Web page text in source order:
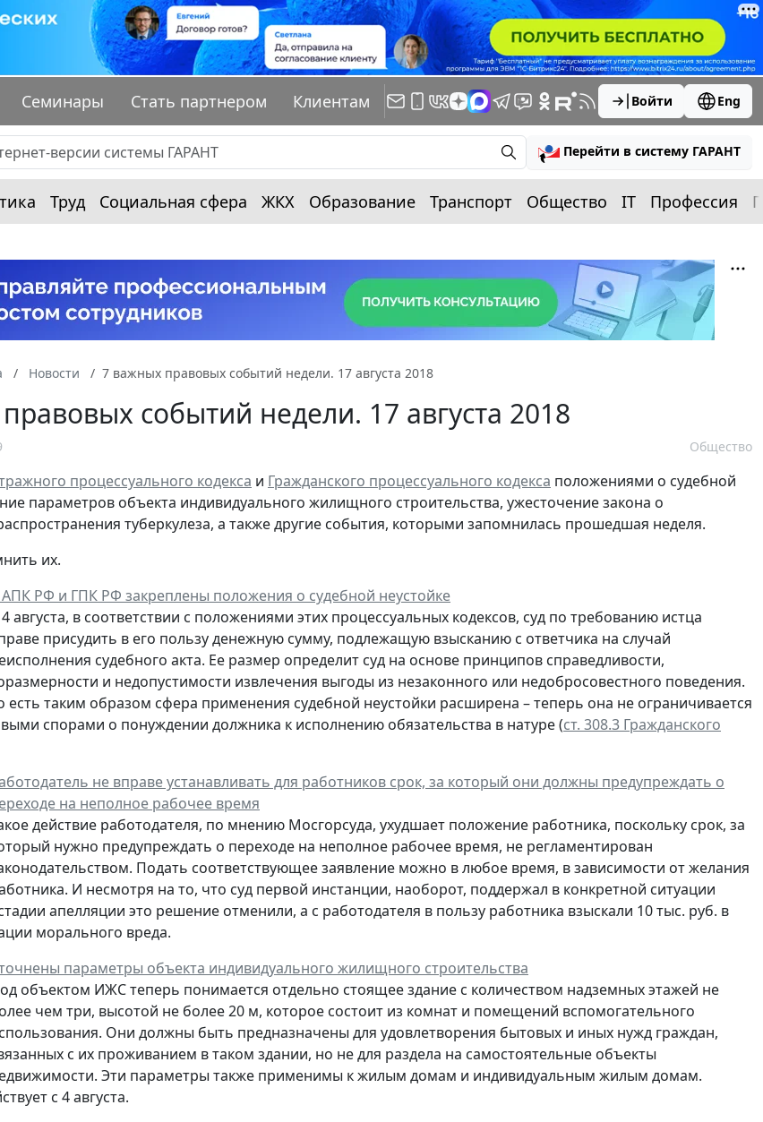
Семинары Стать партнером Клиентам Войти Eng
Перейти в систему ГАРАНТ
Труд Социальная сфера ЖКХ Образование Транспорт Общество IT Профессия
Новости 7 важных правовых событий недели. 17 августа 2018
событий недели. 17 августа 2018
Общество
процессуального кодекса и Гражданского процессуального кодекса положениями о судебной
параметров объекта индивидуального жилищного строительства, ужесточение закона о
туберкулеза, а также другие события, которыми запомнилась прошедшая неделя.
их.
РФ и ГПК РФ закреплены положения о судебной неустойке
августа, в соответствии с положениями этих процессуальных кодексов, суд по требованию истца
присудить в его пользу денежную сумму, подлежащую взысканию с ответчика на случай
судебного акта. Ее размер определит суд на основе принципов справедливости,
и недопустимости извлечения выгоды из незаконного или недобросовестного поведения.
есть таким образом сфера применения судебной неустойки расширена – теперь она не ограничивается
спорами о понуждении должника к исполнению обязательства в натуре (ст. 308.3 Гражданского
не вправе устанавливать для работников срок, за который они должны предупреждать о
на неполное рабочее время
действие работодателя, по мнению Мосгорсуда, ухудшает положение работника, поскольку срок, за
нужно предупреждать о переходе на неполное рабочее время, не регламентирован
Подать соответствующее заявление можно в любое время, в зависимости от желания
И несмотря на то, что суд первой инстанции, наоборот, поддержал в конкретной ситуации
апелляции это решение отменили, а с работодателя в пользу работника взыскали 10 тыс. руб. в
морального вреда.
параметры объекта индивидуального жилищного строительства
объектом ИЖС теперь понимается отдельно стоящее здание с количеством надземных этажей не
чем три, высотой не более 20 м, которое состоит из комнат и помещений вспомогательного
Они должны быть предназначены для удовлетворения бытовых и иных нужд граждан,
с их проживанием в таком здании, но не для раздела на самостоятельные объекты
Эти параметры также применимы к жилым домам и индивидуальным жилым домам.
с 4 августа.